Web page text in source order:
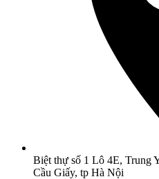
Biệt thự số 1 Lô 4E, Trung
Cầu Giấy, tp Hà Nội